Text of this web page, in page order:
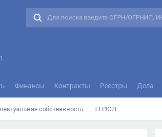
Финансы Контракты Реестры Дела
собственность ЕГРЮЛ